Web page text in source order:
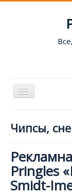
Включить/
Форум
Помощь
Чипсы,
Pringles
Smidt-